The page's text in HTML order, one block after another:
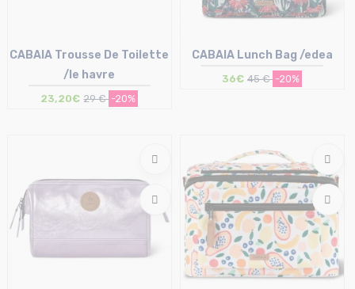
CABAIA Trousse De Toilette
/le havre
23,20€ 29 € -20%
CABAIA Lunch Bag /edea
36€ 45 € -20%